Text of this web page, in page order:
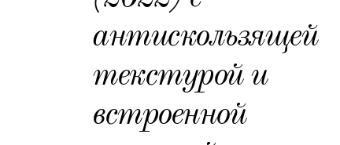
антискользящей
текстурой и
встроенной